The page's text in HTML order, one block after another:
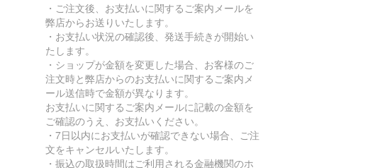
・ご注文後、お支払いに関するご案内メールを
弊店からお送りいたします。
・お支払い状況の確認後、発送手続きが開始い
たします。
・ショップが金額を変更した場合、お客様のご
注文時と弊店からのお支払いに関するご案内メ
ール送信時で金額が異なります。
お支払いに関するご案内メールに記載の金額を
ご確認のうえ、お支払いください。
・7日以内にお支払いが確認できない場合、ご注
文をキャンセルいたします。
・振込の取扱時間はご利用される金融機関のホ